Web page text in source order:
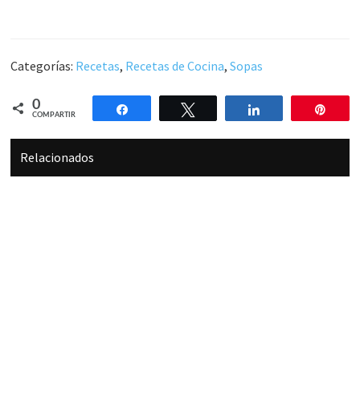
Categorías: Recetas, Recetas de Cocina,Sopas
0
COMPARTIR
Compartir Compartir
Relacionados